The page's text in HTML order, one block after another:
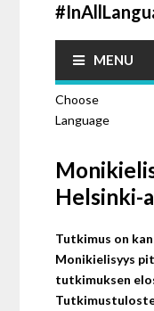
MENU
Choose
Language
Helsinki-
Tutkimus on
Monikielisyys
tutkimuksen